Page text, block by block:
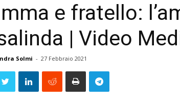
e fratello:
| Video
Solmi - 27 Febbraio 2021